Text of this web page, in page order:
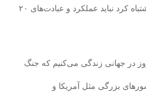
شخصی مانند خمسه یک جایی اشتباه کرد نباید عملکرد و عبادت‌های ۲۰
در جهانی زندگی می‌کنیم که جنگ
بزرگی مثل آمریکا و